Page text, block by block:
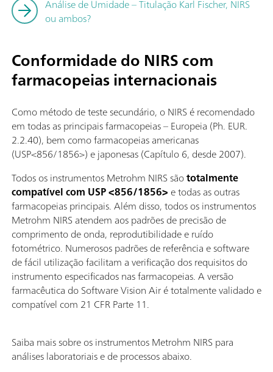
Análise de Umidade – Titulação Karl Fischer, NIRS
ou ambos?
Conformidade do NIRS com
farmacopeias internacionais
Como método de teste secundário, o NIRS é recomendado
em todas as principais farmacopeias – Europeia (Ph. EUR.
2.2.40), bem como farmacopeias americanas
(USP<856/1856>) e japonesas (Capítulo 6, desde 2007).
Todos os instrumentos Metrohm NIRS sãototalmente
compatível com USP <856/1856> e todas as outras
farmacopeias principais. Além disso, todos os instrumentos
Metrohm NIRS atendem aos padrões de precisão de
comprimento de onda, reprodutibilidade e ruído
fotométrico. Numerosos padrões de referência e software
de fácil utilização facilitam a verificação dos requisitos do
instrumento especificados nas farmacopeias. A versão
farmacêutica do Software Vision Air é totalmente validado e
compatível com 21 CFR Parte 11.
Saiba mais sobre os instrumentos Metrohm NIRS para
análises laboratoriais e de processos abaixo.